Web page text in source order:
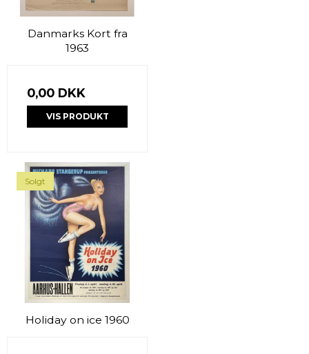
Danmarks Kort fra
1963
0,00 DKK
VIS PRODUKT
Solgt
Holiday on ice 1960